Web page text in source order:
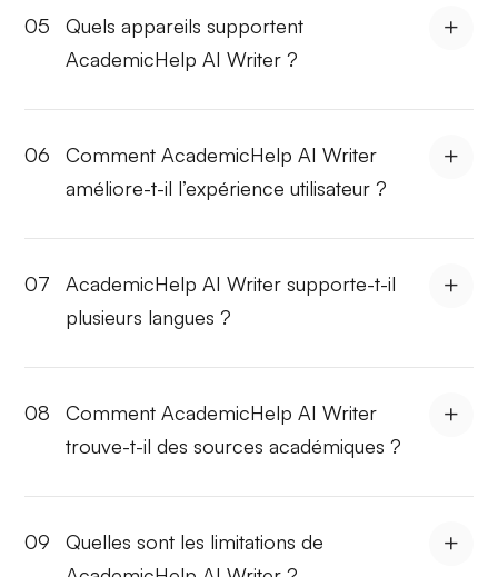
05
Quels appareils supportent
AcademicHelp AI Writer ?
06
Comment AcademicHelp AI Writer
améliore-t-il l’expérience utilisateur ?
07
AcademicHelp AI Writer supporte-t-il
plusieurs langues ?
08
Comment AcademicHelp AI Writer
trouve-t-il des sources académiques ?
09
Quelles sont les limitations de